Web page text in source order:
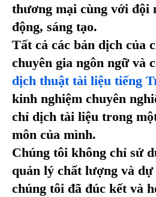
thương mại cùng với đội
động, sáng tạo.
Tất cả các bản dịch của
chuyên gia ngôn ngữ và
dịch thuật tài liệu tiếng
kinh nghiệm chuyên
chỉ dịch tài liệu trong
môn của mình.
Chúng tôi không chỉ sử
quản lý chất lượng và
chúng tôi đã đúc kết và